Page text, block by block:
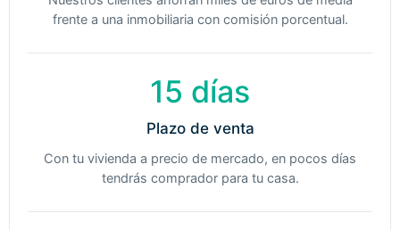
frente a una inmobiliaria con comisión porcentual.
15 días
Plazo de venta
Con tu vivienda a precio de mercado, en pocos días
tendrás comprador para tu casa.